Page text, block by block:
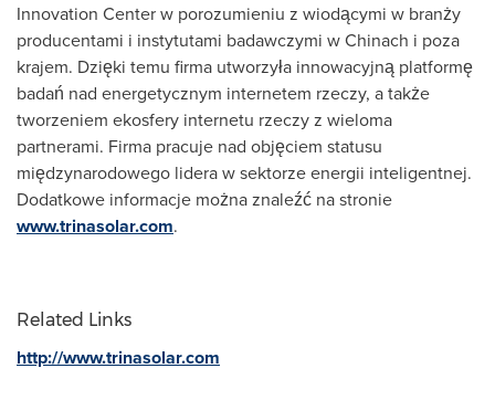
Innovation Center w porozumieniu z wiodącymi w branży
producentami i instytutami badawczymi w Chinach i poza
krajem. Dzięki temu firma utworzyła innowacyjną platformę
badań nad energetycznym internetem rzeczy, a także
tworzeniem ekosfery internetu rzeczy z wieloma
partnerami. Firma pracuje nad objęciem statusu
międzynarodowego lidera w sektorze energii inteligentnej.
Dodatkowe informacje można znaleźć na stronie
www.trinasolar.com.
Related Links
http://www.trinasolar.com